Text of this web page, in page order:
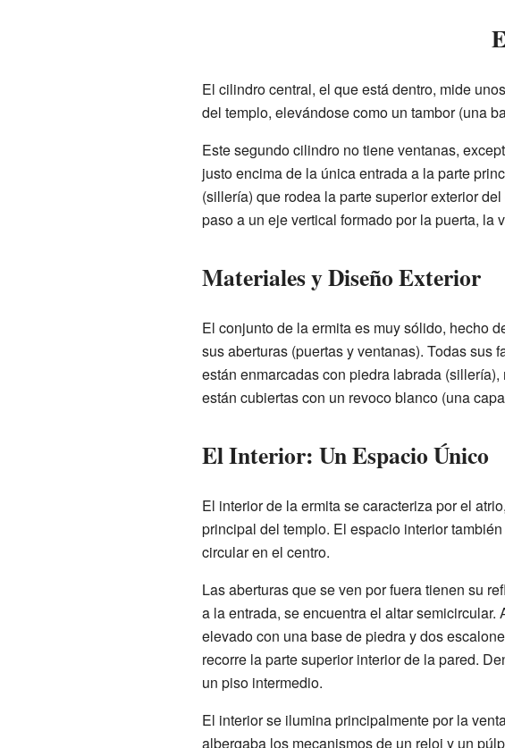
El cilindro central, el que está dentro, mide
del templo, elevándose como un tambor (una
Este segundo cilindro no tiene ventanas,
justo encima de la única entrada a la parte
(sillería) que rodea la parte superior exterior
paso a un eje vertical formado por la puerta, la
Materiales y Diseño Exterior
El conjunto de la ermita es muy sólido, hecho
sus aberturas (puertas y ventanas). Todas sus
están enmarcadas con piedra labrada
están cubiertas con un revoco blanco (una
El Interior: Un Espacio Único
El interior de la ermita se caracteriza por el
principal del templo. El espacio interior
circular en el centro.
Las aberturas que se ven por fuera tienen su
a la entrada, se encuentra el altar
elevado con una base de piedra y dos
recorre la parte superior interior de la pared.
un piso intermedio.
El interior se ilumina principalmente por la
albergaba los mecanismos de un reloj y un